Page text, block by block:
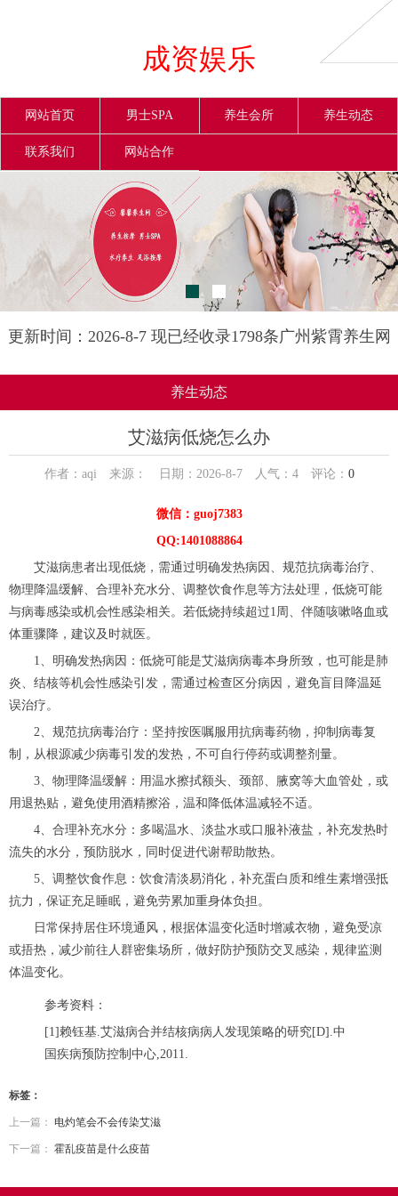
成资娱乐
网站首页 男士SPA 养生会所 养生动态
联系我们 网站合作
更新时间：2026-8-7 现已经收录1798条广州紫霄养生网
养生动态
艾滋病低烧怎么办
作者：aqi 来源： 日期：2026-8-7 人气： 4评论： 0
微信：guoj7383
QQ:1401088864
艾滋病患者出现低烧，需通过明确发热病因、规范抗病毒治疗、
物理降温缓解、合理补充水分、调整饮食作息等方法处理，低烧可能
与病毒感染或机会性感染相关。若低烧持续超过1周、伴随咳嗽咯血或
体重骤降，建议及时就医。
1、明确发热病因：低烧可能是艾滋病病毒本身所致，也可能是肺
炎、结核等机会性感染引发，需通过检查区分病因，避免盲目降温延
误治疗。
2、规范抗病毒治疗：坚持按医嘱服用抗病毒药物，抑制病毒复
制，从根源减少病毒引发的发热，不可自行停药或调整剂量。
3、物理降温缓解：用温水擦拭额头、颈部、腋窝等大血管处，或
用退热贴，避免使用酒精擦浴，温和降低体温减轻不适。
4、合理补充水分：多喝温水、淡盐水或口服补液盐，补充发热时
流失的水分，预防脱水，同时促进代谢帮助散热。
5、调整饮食作息：饮食清淡易消化，补充蛋白质和维生素增强抵
抗力，保证充足睡眠，避免劳累加重身体负担。
日常保持居住环境通风，根据体温变化适时增减衣物，避免受凉
或捂热，减少前往人群密集场所，做好防护预防交叉感染，规律监测
体温变化。
参考资料：
[1]赖钰基.艾滋病合并结核病病人发现策略的研究[D].中
国疾病预防控制中心,2011.
标签：
上一篇： 电灼笔会不会传染艾滋
下一篇： 霍乱疫苗是什么疫苗